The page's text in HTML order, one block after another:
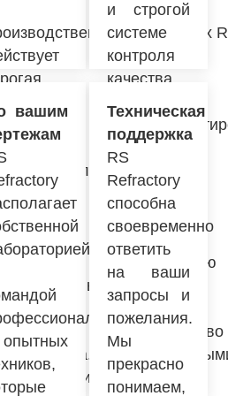
площадках
и строгой
системе
контроля
качества,
Мы
можем
стабильные
поставки.
RS также
сильную
логистическую
хорошее
сотрудничество
с
компаниями,
вашим
Техническая
поддержка
RS
Refractory
способна
своевременно
ответить
на ваши
запросы и
пожелания.
Мы
прекрасно
понимаем,